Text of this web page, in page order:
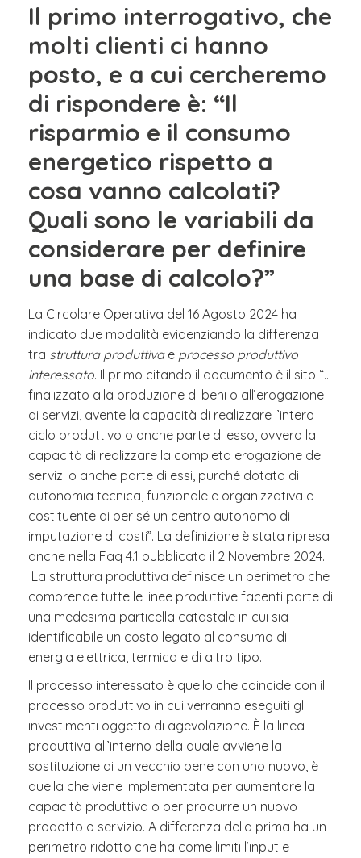
Il primo interrogativo, che
molti clienti ci hanno
posto, e a cui cercheremo
di rispondere è: “Il
risparmio e il consumo
energetico rispetto a
cosa vanno calcolati?
Quali sono le variabili da
considerare per definire
una base di calcolo?”
La Circolare Operativa del 16 Agosto 2024 ha
indicato due modalità evidenziando la differenza
tra struttura produttivae processo produttivo
interessato. Il primo citando il documento è il sito “…
finalizzato alla produzione di beni o all’erogazione
di servizi, avente la capacità di realizzare l’intero
ciclo produttivo o anche parte di esso, ovvero la
capacità di realizzare la completa erogazione dei
servizi o anche parte di essi, purché dotato di
autonomia tecnica, funzionale e organizzativa e
costituente di per sé un centro autonomo di
imputazione di costi”. La definizione è stata ripresa
anche nella Faq 4.1 pubblicata il 2 Novembre 2024.
La struttura produttiva definisce un perimetro che
comprende tutte le linee produttive facenti parte di
una medesima particella catastale in cui sia
identificabile un costo legato al consumo di
energia elettrica, termica e di altro tipo.
Il processo interessato è quello che coincide con il
processo produttivo in cui verranno eseguiti gli
investimenti oggetto di agevolazione. È la linea
produttiva all’interno della quale avviene la
sostituzione di un vecchio bene con uno nuovo, è
quella che viene implementata per aumentare la
capacità produttiva o per produrre un nuovo
prodotto o servizio. A differenza della prima ha un
perimetro ridotto che ha come limiti l’input e